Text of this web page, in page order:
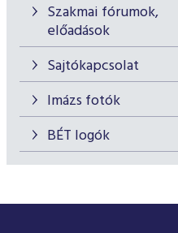
Szakmai fórumok,
előadások
Sajtókapcsolat
Imázs fotók
BÉT logók